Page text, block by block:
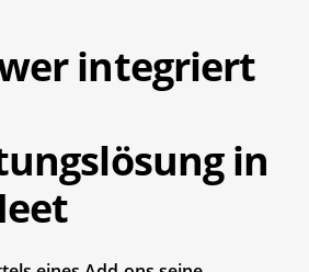
integriert
in